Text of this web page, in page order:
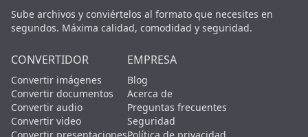
Sube archivos y conviértelos al formato que necesites en
segundos. Máxima calidad, comodidad y seguridad.
CONVERTIDOR
Convertir imágenes
Convertir documentos
Convertir audio
Convertir video
EMPRESA
Blog
Acerca de
Preguntas frecuentes
Seguridad